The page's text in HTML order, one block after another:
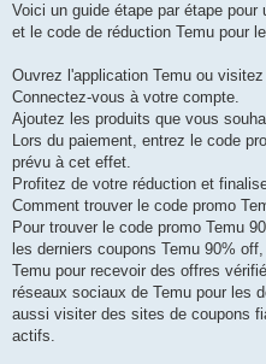
Voici un guide étape par étape
et le code de réduction Temu pour
Ouvrez l'application Temu ou
Connectez-vous à votre compte.
Ajoutez les produits que vous
Lors du paiement, entrez le code
prévu à cet effet.
Profitez de votre réduction et
Comment trouver le code promo
Pour trouver le code promo Temu
les derniers coupons Temu 90%
Temu pour recevoir des offres
réseaux sociaux de Temu pour les
aussi visiter des sites de coupons
actifs.